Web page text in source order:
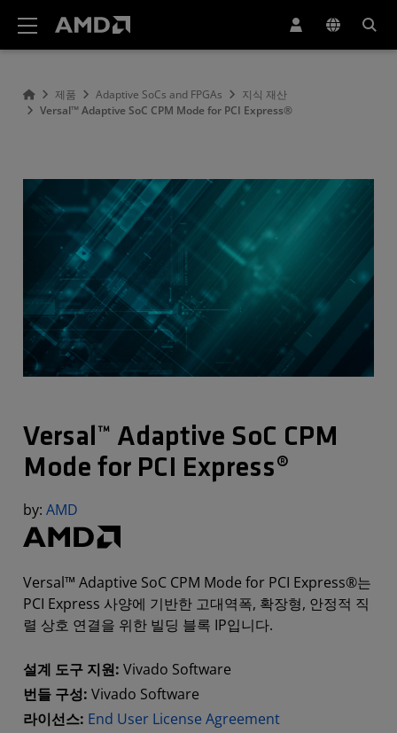
제품 Adaptive SoCs and FPGAs
지식 재산
Versal™ Adaptive SoC CPM Mode for PCI Express®
Versal™ Adaptive SoC CPM
Mode for PCI Express®
by: AMD
Versal™ Adaptive SoC CPM Mode for PCI Express®는
PCI Express 사양에 기반한 고대역폭, 확장형, 안정적 직
렬 상호 연결을 위한 빌딩 블록 IP입니다.
설계 도구 지원: Vivado Software
번들 구성: Vivado Software
라이선스: End User License Agreement